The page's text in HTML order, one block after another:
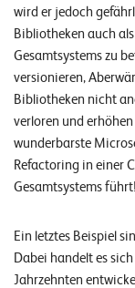
wird er jedoch
Bibliotheken auch
Gesamtsystems zu
versionieren,
Bibliotheken nicht
verloren und
wunderbarste
Refactoring in einer
Gesamtsystems führt!
Ein letztes Beispiel
Dabei handelt es
Jahrzehnten